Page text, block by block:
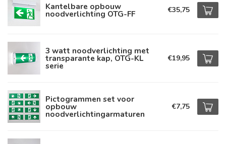
Kantelbare opbouw
noodverlichting OTG-FF €35,75
3 watt noodverlichting met
transparante kap, OTG-KL
serie
€19,95
Pictogrammen set voor
opbouw
noodverlichtingarmaturen
€7,75